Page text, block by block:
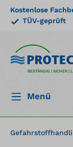
springen
Kostenlose
TÜV-geprüft
BESTÄNDIG | SICHER |
Menü